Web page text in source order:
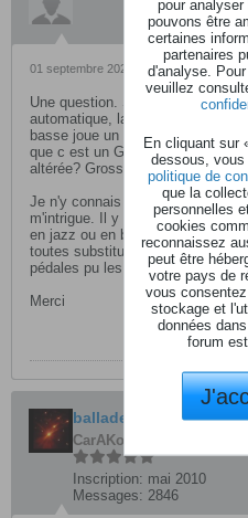
01 septembre 2022, 12h11
Une question. Si j' ai bien
automatique, la machine ne
basse joue un motif en Ab(G#) ?
que c est un G#add9/C? Et que
altérée? Grosse différence de
Je n'y connais rien en arrangeur
m'intrigue. Il y a tellement d
en jazz ou en bossa pas
toutes substitutions pour que la
pédales pu les choses sont
Merci
ballade
CarAKoleur
Inscription: mai 2010
Messages: 2846
pour
pouvons être
certaines
partenaires
d'analyse.
veuillez
En cliquant sur
dessous,
politique de
que la
personnelles
cookies
reconnaissez
peut être
votre pays de
vous
stockage et
données
forum